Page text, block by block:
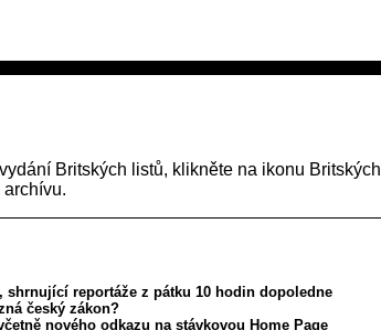
Britských listů, klikněte na ikonu Britských
archívu.
shrnující reportáže z pátku 10 hodin dopoledne
český zákon?
nového odkazu na stávkovou Home Page